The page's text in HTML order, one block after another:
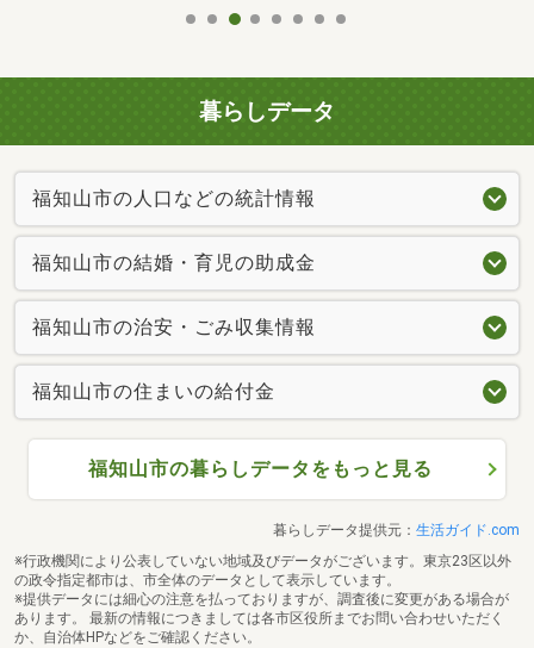
暮らしデータ
福知山市の人口などの統計情報
福知山市の結婚・育児の助成金
福知山市の治安・ごみ収集情報
福知山市の住まいの給付金
福知山市の暮らしデータをもっと見る
暮らしデータ提供元： 生活ガイド.com
※行政機関により公表していない地域及びデータがございます。東京23区以外
の政令指定都市は、市全体のデータとして表示しています。
※提供データには細心の注意を払っておりますが、調査後に変更がある場合が
あります。 最新の情報につきましては各市区役所までお問い合わせいただく
か、自治体HPなどをご確認ください。